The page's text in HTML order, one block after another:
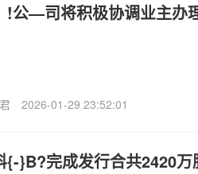
!公—司将积极协调业主办
2026-01-29 23:52:01
{-}B?完成发行合共2420万